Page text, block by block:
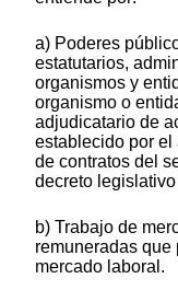
a) Poderes
estatutarios,
organismos y
organismo o
adjudicatario de
establecido por el
de contratos del
decreto
b) Trabajo de
remuneradas que
mercado laboral.